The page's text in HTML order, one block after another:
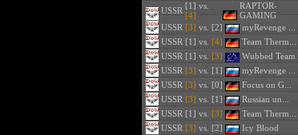
USSR [1] vs.
[4]
RAPTOR-
GAMING
USSR [3] vs. [2]
myRevenge ...
USSR [1] vs. [4]
Team Therm...
USSR [1] vs. [3]
Wubbed Team
USSR [3] vs. [1]
myRevenge ...
USSR [3] vs. [0]
Focus on G...
USSR [3] vs. [1]
Russian un...
USSR [1] vs. [3]
Team Therm...
USSR [3] vs. [2]
Icy Blood